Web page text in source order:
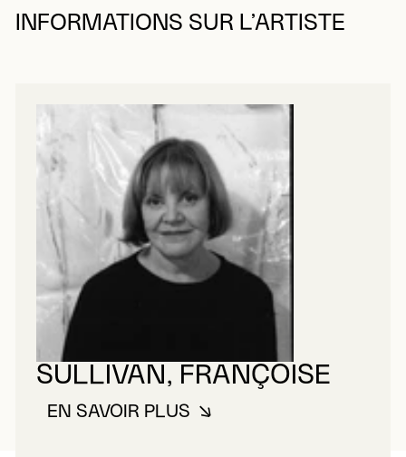
INFORMATIONS SUR L’ARTISTE
SULLIVAN, FRANÇOISE
EN SAVOIR PLUSÀ PROPOS DE SULLIVAN,